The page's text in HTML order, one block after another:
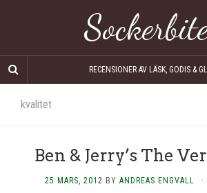
RECENSIONER AV LÄSK, GODIS &
kvalitet
Ben & Jerry’s The
25 MARS, 2012 BY ANDREAS ENGVALL ·